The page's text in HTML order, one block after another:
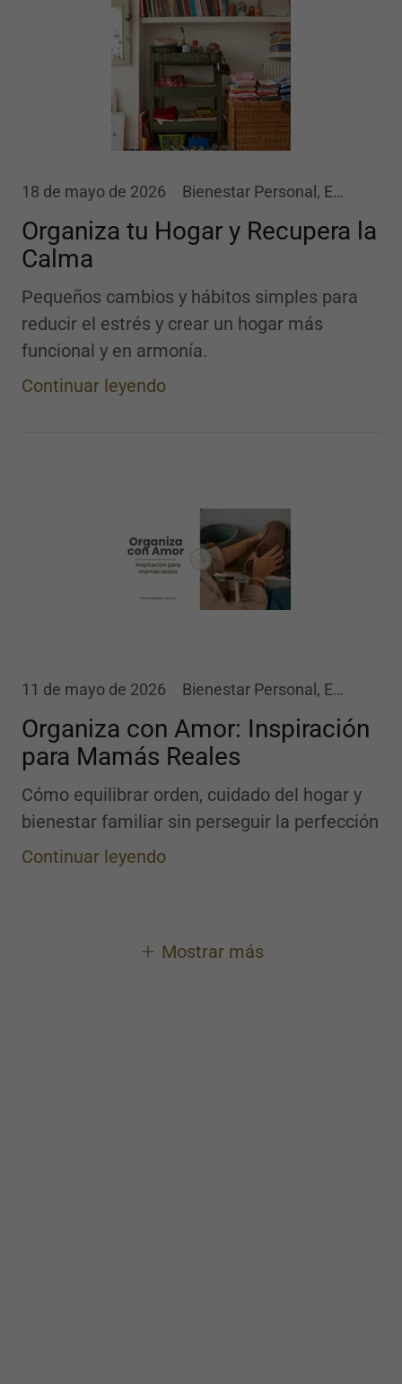
18 de mayo de 2026 Bienestar Personal, Estilo de Vida, Productividad
Organiza tu Hogar y Recupera la
Calma
Pequeños cambios y hábitos simples para
reducir el estrés y crear un hogar más
funcional y en armonía.
Continuar leyendo
11 de mayo de 2026 Bienestar Personal, Estilo de Vida, Inspiración, Organización Personal
Organiza con Amor: Inspiración
para Mamás Reales
Cómo equilibrar orden, cuidado del hogar y
bienestar familiar sin perseguir la perfección
Continuar leyendo
Mostrar más